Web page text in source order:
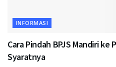
INFORMASI
Cara Pindah BPJS Mandiri ke
Syaratnya